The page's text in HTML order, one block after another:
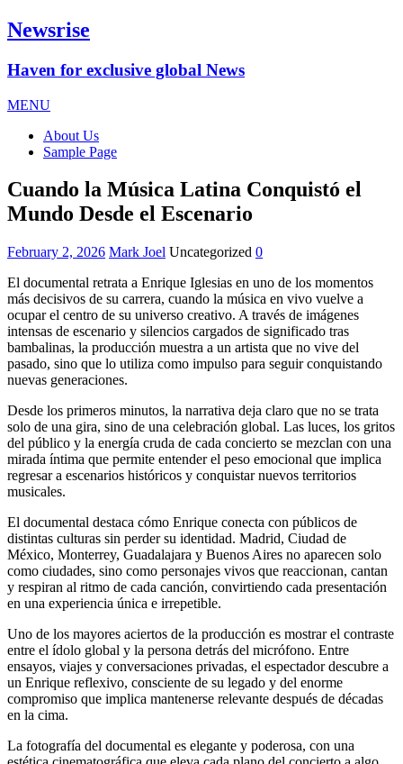
Newsrise
Haven for exclusive global News
MENU
About Us
Sample Page
Cuando la Música Latina Conquistó el
Mundo Desde el Escenario
February 2, 2026 Mark Joel Uncategorized 0
El documental retrata a Enrique Iglesias en uno de los momentos
más decisivos de su carrera, cuando la música en vivo vuelve a
ocupar el centro de su universo creativo. A través de imágenes
intensas de escenario y silencios cargados de significado tras
bambalinas, la producción muestra a un artista que no vive del
pasado, sino que lo utiliza como impulso para seguir conquistando
nuevas generaciones.
Desde los primeros minutos, la narrativa deja claro que no se trata
solo de una gira, sino de una celebración global. Las luces, los gritos
del público y la energía cruda de cada concierto se mezclan con una
mirada íntima que permite entender el peso emocional que implica
regresar a escenarios históricos y conquistar nuevos territorios
musicales.
El documental destaca cómo Enrique conecta con públicos de
distintas culturas sin perder su identidad. Madrid, Ciudad de
México, Monterrey, Guadalajara y Buenos Aires no aparecen solo
como ciudades, sino como personajes vivos que reaccionan, cantan
y respiran al ritmo de cada canción, convirtiendo cada presentación
en una experiencia única e irrepetible.
Uno de los mayores aciertos de la producción es mostrar el contraste
entre el ídolo global y la persona detrás del micrófono. Entre
ensayos, viajes y conversaciones privadas, el espectador descubre a
un Enrique reflexivo, consciente de su legado y del enorme
compromiso que implica mantenerse relevante después de décadas
en la cima.
La fotografía del documental es elegante y poderosa, con una